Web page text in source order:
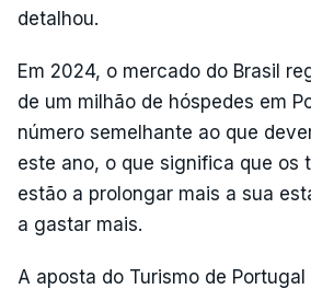
detalhou.
Em 2024, o mercado do Brasil
de um milhão de hóspedes em
número semelhante ao que
este ano, o que significa que os
estão a prolongar mais a sua
a gastar mais.
A aposta do Turismo de